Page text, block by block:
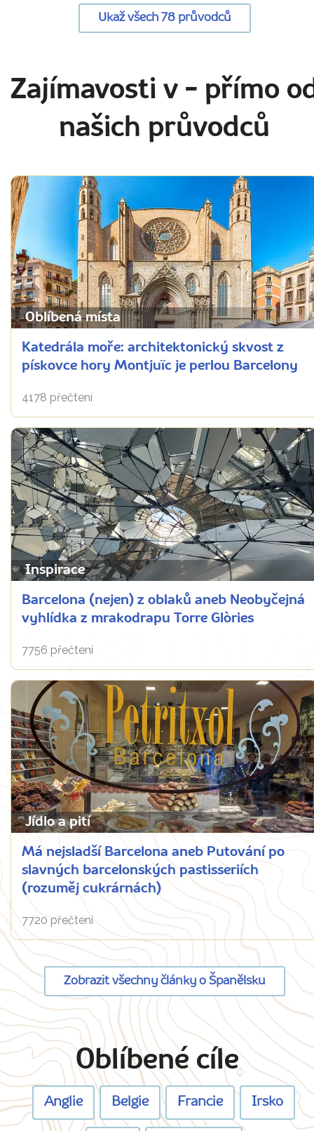
Ukaž všech 78 průvodců
Zajímavosti v - přímo
našich průvodců
Oblíbená místa
Katedrála moře: architektonický skvost z
pískovce hory Montjuïc je perlou Barcelony
4178 přečtení
Inspirace
Barcelona (nejen) z oblaků aneb Neobyčejná
vyhlídka z mrakodrapu Torre Glòries
7756 přečtení
Jídlo a pití
Má nejsladší Barcelona aneb Putování po
slavných barcelonských pastisseriích
(rozuměj cukrárnách)
7720 přečtení
Zobrazit všechny články o Španělsku
Oblíbené cíle
Anglie Belgie Francie Irsko